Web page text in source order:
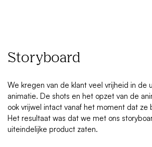
Storyboard
We kregen van de klant veel vrijheid in de
animatie. De shots en het opzet van de
ook vrijwel intact vanaf het moment dat ze
Het resultaat was dat we met ons
uiteindelijke product zaten.